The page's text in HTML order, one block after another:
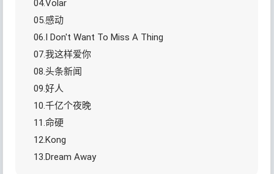
04.Volar
05.感动
06.I Don't Want To Miss A Thing
07.我这样爱你
08.头条新闻
09.好人
10.千亿个夜晚
11.命硬
12.Kong
13.Dream Away